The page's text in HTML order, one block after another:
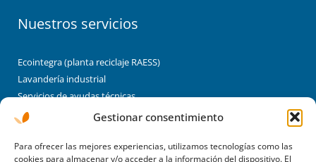
Gestionar consentimiento
Para ofrecer las mejores experiencias, utilizamos tecnologías como las
cookies para almacenar y/o acceder a la información del dispositivo. El
Nuestros servicios
Ecointegra (planta reciclaje RAESS)
Lavandería industrial
Servicios de ayudas técnicas
Brigadas de limpieza y jardinería
Enclaves